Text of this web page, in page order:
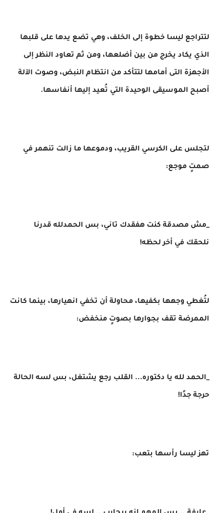
لتتراجع ليسا خطوة إلى الخلف، وهي تضع يدها على قلبها
الذي يكاد يخرج من بين أضلعها، ومن ثم تعاود النظر إلى
الأجهزة التى أمامها لتتأكد من انتظام النبض، وصوت الآلة
أصبح الموسيقى الوحيدة التي تُعيد إليها أنفاسها.
لتجلس على الكرسي القريب، ودموعها ما زالت تنهمر في
صمتٍ موجع:
_مش مصدقة كنت هفقدك تاني، بس الحمدلله قدرنا
نلحقك في أخر لحظه!
لتُغطي وجهها بكفيها، محاولة أن تخفي انهيارها، بينما كانت
الممرضة تقف بجوارها بصوتٍ منخفض:
_الحمد لله يا دكتوره... القلب رجع يشتغل، بس لسه الحالة
حرجة جدًا!
تهز ليسا رأسها بتعب: